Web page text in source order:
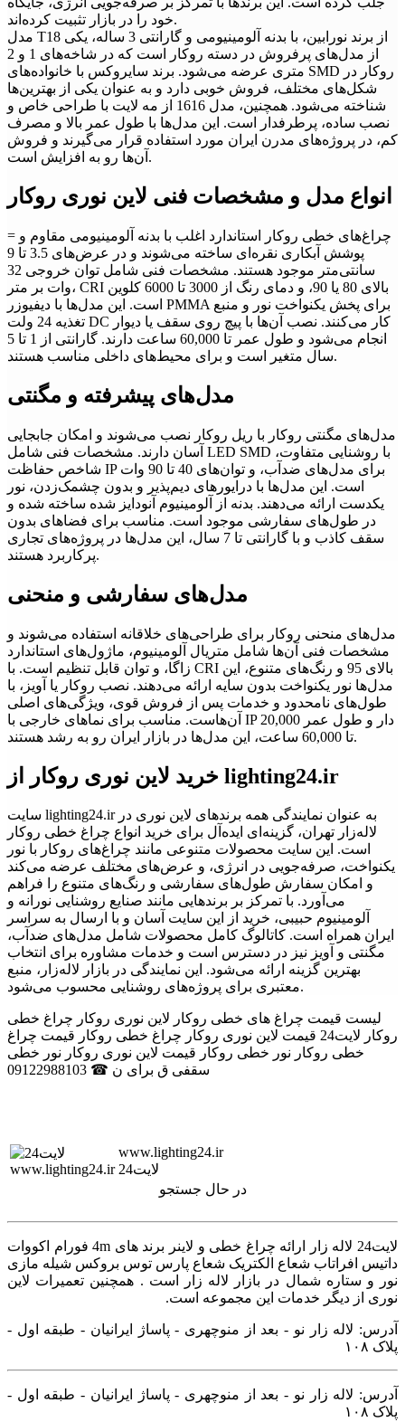
خود را در بازار تثبیت کرده‌اند.
مدل T18 از برند نورابین، با بدنه آلومینیومی و گارانتی 3 ساله، یکی
از مدل‌های پرفروش در دسته روکار است که در شاخه‌های 1 و 2
متری عرضه می‌شود. برند سایروکس با خانواده‌های SMD روکار در
شکل‌های مختلف، فروش خوبی دارد و به عنوان یکی از بهترین‌ها
شناخته می‌شود. همچنین، مدل 1616 از مه لایت با طراحی خاص و
نصب ساده، پرطرفدار است. این مدل‌ها با طول عمر بالا و مصرف
کم، در پروژه‌های مدرن ایران مورد استفاده قرار می‌گیرند و فروش
آن‌ها رو به افزایش است.
انواع مدل و مشخصات فنی لاین نوری روکار
= چراغ‌های خطی روکار استاندارد اغلب با بدنه آلومینیومی مقاوم و
پوشش آبکاری نقره‌ای ساخته می‌شوند و در عرض‌های 3.5 تا 9
سانتی‌متر موجود هستند. مشخصات فنی شامل توان خروجی 32
وات بر متر، CRI بالای 80 یا 90، و دمای رنگ از 3000 تا 6000 کلوین
است. این مدل‌ها با دیفیوزر PMMA برای پخش یکنواخت نور و منبع
تغذیه 24 ولت DC کار می‌کنند. نصب آن‌ها با پیچ روی سقف یا دیوار
انجام می‌شود و طول عمر تا 60,000 ساعت دارند. گارانتی از 1 تا 5
سال متغیر است و برای محیط‌های داخلی مناسب هستند.
مدل‌های پیشرفته و مگنتی
مدل‌های مگنتی روکار با ریل روکار نصب می‌شوند و امکان جابجایی
آسان دارند. مشخصات فنی شامل LED SMD با روشنایی متفاوت،
شاخص حفاظت IP برای مدل‌های ضدآب، و توان‌های 40 تا 90 وات
است. این مدل‌ها با درایورهای دیم‌پذیر و بدون چشمک‌زدن، نور
یکدست ارائه می‌دهند. بدنه از آلومینیوم آنودایز شده ساخته شده و
در طول‌های سفارشی موجود است. مناسب برای فضاهای بدون
سقف کاذب و با گارانتی تا 7 سال، این مدل‌ها در پروژه‌های تجاری
پرکاربرد هستند.
مدل‌های سفارشی و منحنی
مدل‌های منحنی روکار برای طراحی‌های خلاقانه استفاده می‌شوند و
مشخصات فنی آن‌ها شامل متریال آلومینیوم، ماژول‌های استاندارد
زاگا، و توان قابل تنظیم است. با CRI بالای 95 و رنگ‌های متنوع، این
مدل‌ها نور یکنواخت بدون سایه ارائه می‌دهند. نصب روکار یا آویز، با
طول‌های نامحدود و خدمات پس از فروش قوی، ویژگی‌های اصلی
آن‌هاست. مناسب برای نماهای خارجی با IP دار و طول عمر 20,000
تا 60,000 ساعت، این مدل‌ها در بازار ایران رو به رشد هستند.
خرید لاین نوری روکار از lighting24.ir
سایت lighting24.ir به عنوان نمایندگی همه برندهای لاین نوری در
لاله‌زار تهران، گزینه‌ای ایده‌آل برای خرید انواع چراغ خطی روکار
است. این سایت محصولات متنوعی مانند چراغ‌های روکار با نور
یکنواخت، صرفه‌جویی در انرژی، و عرض‌های مختلف عرضه می‌کند
و امکان سفارش طول‌های سفارشی و رنگ‌های متنوع را فراهم
می‌آورد. با تمرکز بر برندهایی مانند صنایع روشنایی نورانه و
آلومینیوم حبیبی، خرید از این سایت آسان و با ارسال به سراسر
ایران همراه است. کاتالوگ کامل محصولات شامل مدل‌های ضدآب،
مگنتی و آویز نیز در دسترس است و خدمات مشاوره برای انتخاب
بهترین گزینه ارائه می‌شود. این نمایندگی در بازار لاله‌زار، منبع
معتبری برای پروژه‌های روشنایی محسوب می‌شود.
لیست قیمت چراغ های خطی روکار لاین نوری روکار چراغ خطی
روکار لایت24 قیمت لاین نوری روکار چراغ خطی روکار قیمت چراغ
خطی روکار نور خطی روکار قیمت لاین نوری روکار نور خطی
سقفی ق برای ن ☎ 09122988103
www.lighting24.ir
لایت24
در حال جستجو
لایت24 لاله زار ارائه چراغ خطی و لاینر برند های 4m فورام اکووات
داتیس افراتاب شعاع الکتریک شعاع پارس توس بروکس شیله مازی
نور و ستاره شمال در بازار لاله زار است . همچنین تعمیرات لاین
نوری از دیگر خدمات این مجموعه است.
آدرس: لاله زار نو - بعد از منوچهری - پاساژ ایرانیان - طبقه اول -
پلاک ۱۰۸
آدرس: لاله زار نو - بعد از منوچهری - پاساژ ایرانیان - طبقه اول -
پلاک ۱۰۸